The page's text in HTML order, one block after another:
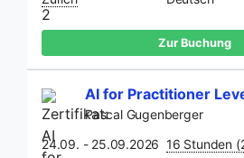
Zur Buchung
AI for Practitioner
Pascal Gugenberger
24.09. - 25.09.2026 16 Stunden